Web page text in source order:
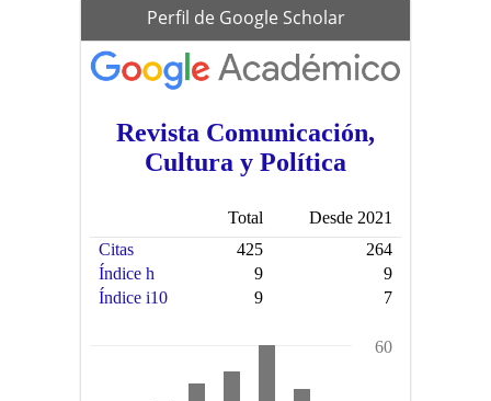
schoolar_profile
Perfil de Google Scholar